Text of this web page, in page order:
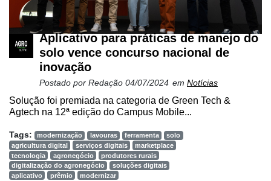
Aplicativo para práticas de manejo do
solo vence concurso nacional de
inovação
Postado por Redação 04/07/2024 em Notícias
Solução foi premiada na categoria de Green Tech &
Agtech na 12ª edição do Campus Mobile...
Tags: modernização lavouras ferramenta
solo
agricultura digital
serviços digitais
marketplace
tecnologia
agronegócio
produtores rurais
digitalização do agronegócio
soluções digitais
aplicativo
prêmio
modernizar